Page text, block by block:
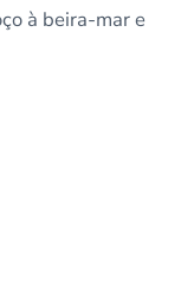
à beira-mar e